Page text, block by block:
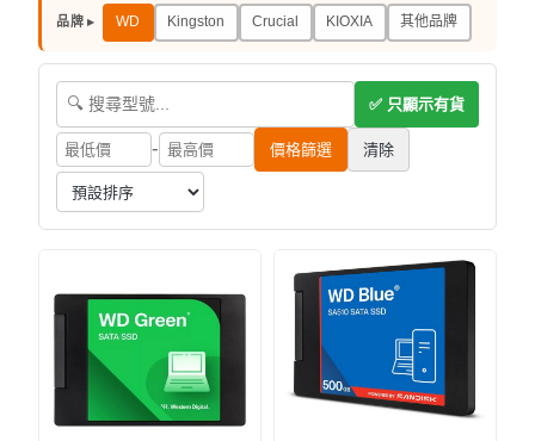
品牌 ▸ WD Kingston Crucial KIOXIA 其他品牌
✅ 只顯示有貨
- 價格篩選 清除